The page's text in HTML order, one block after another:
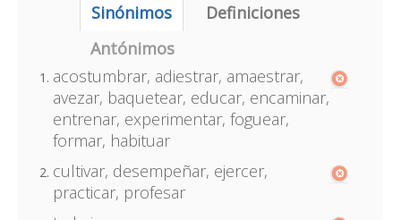
Sinónimos
Definiciones
Antónimos
acostumbrar, adiestrar, amaestrar,
avezar, baquetear, educar, encaminar,
entrenar, experimentar, foguear,
formar, habituar
cultivar, desempeñar, ejercer,
practicar, profesar